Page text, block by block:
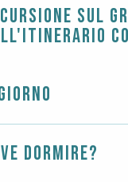
sul
dormire?